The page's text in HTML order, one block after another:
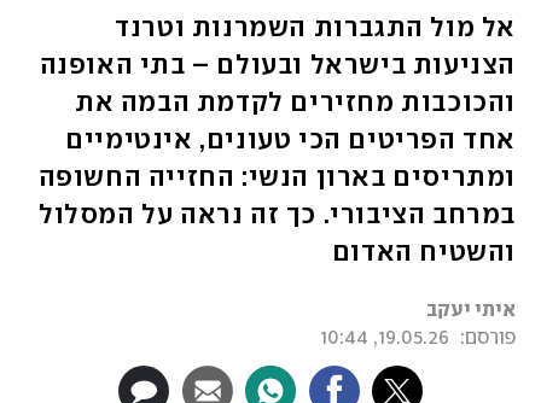
אל מול התגברות השמרנות וטרנד
הצניעות בישראל ובעולם – בתי האופנה
והכוכבות מחזירים לקדמת הבמה את
אחד הפריטים הכי טעונים, אינטימיים
ומתריסים בארון הנשי: החזייה החשופה
במרחב הציבורי. כך זה נראה על המסלול
והשטיח האדום
איתי יעקב
פורסם:
19.05.26, 10:44